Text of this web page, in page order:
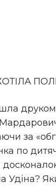
за
по
Удіна?